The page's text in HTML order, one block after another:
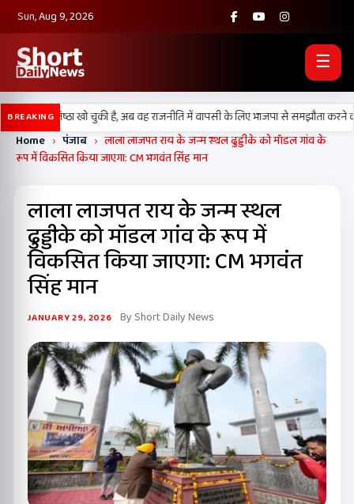
Sun, Aug 9, 2026
☰
BREAKING
अपनी प्रतिष्ठा खो चुकी है, अब वह राजनीति में वापसी के लिए भाजपा से समझौता करने की
Home › पंजाब › लाला लाजपत राय के जन्म स्थल ढुड्डीके को मॉडल गांव के
रूप में विकसित किया जाएगा: CM भगवंत सिंह मान
लाला लाजपत राय के जन्म स्थल
ढुड्डीके को मॉडल गांव के रूप में
विकसित किया जाएगा: CM भगवंत
सिंह मान
JANUARY 29, 2026 By Short Daily News